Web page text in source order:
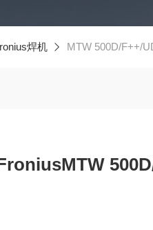
焊机 MTW 500D/F++/UD/